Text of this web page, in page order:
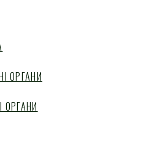
ОРГАНИ
ОРГАНИ